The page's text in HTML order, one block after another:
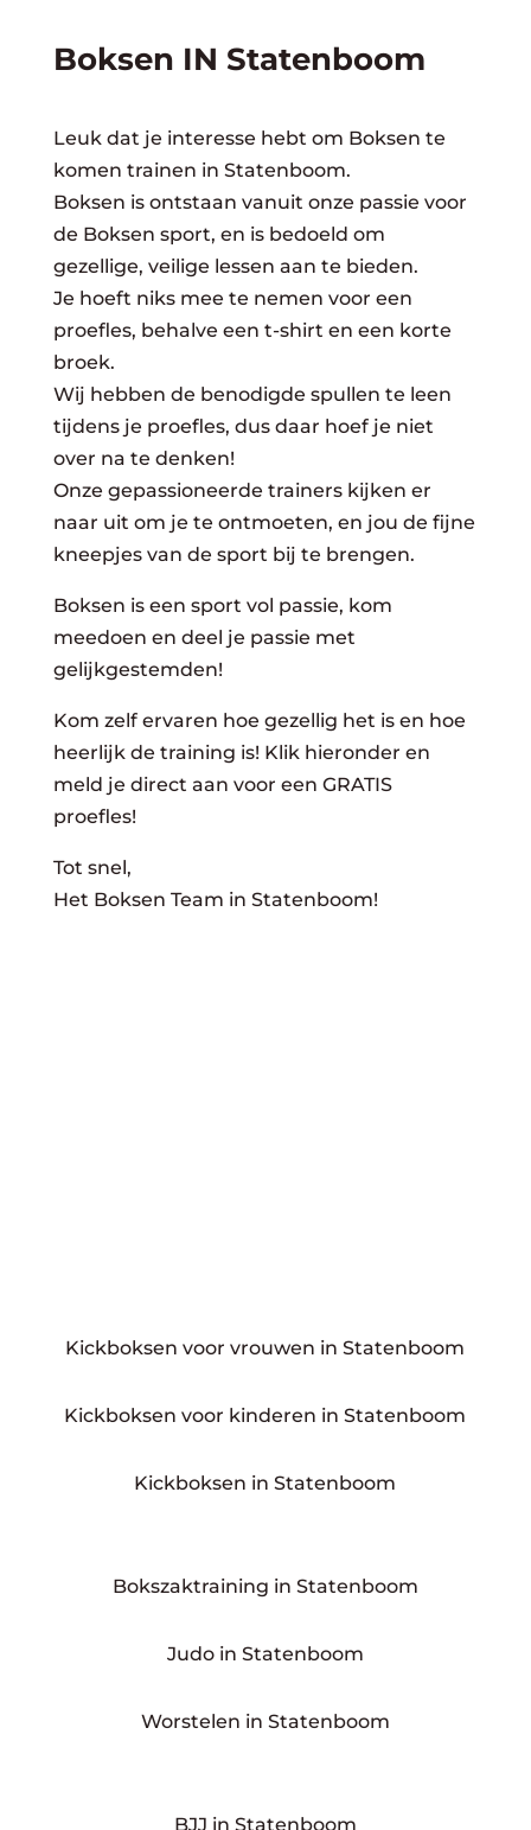
Boksen IN Statenboom
Leuk dat je interesse hebt om Boksen te
komen trainen in Statenboom.
Boksen is ontstaan vanuit onze passie voor
de Boksen sport, en is bedoeld om
gezellige, veilige lessen aan te bieden.
Je hoeft niks mee te nemen voor een
proefles, behalve een t-shirt en een korte
broek.
Wij hebben de benodigde spullen te leen
tijdens je proefles, dus daar hoef je niet
over na te denken!
Onze gepassioneerde trainers kijken er
naar uit om je te ontmoeten, en jou de fijne
kneepjes van de sport bij te brengen.
Boksen is een sport vol passie, kom
meedoen en deel je passie met
gelijkgestemden!
Kom zelf ervaren hoe gezellig het is en hoe
heerlijk de training is! Klik hieronder en
meld je direct aan voor een GRATIS
proefles!
Tot snel,
Het Boksen Team in Statenboom!
Kickboksen voor vrouwen in Statenboom
Kickboksen voor kinderen in Statenboom
Kickboksen in Statenboom
Bokszaktraining in Statenboom
Judo in Statenboom
Worstelen in Statenboom
BJJ in Statenboom